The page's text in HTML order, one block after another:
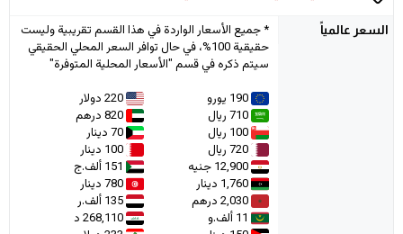
السعر عالمياً
* جميع الأسعار الواردة في هذا القسم تقريبية وليست
حقيقية 100%، في حال توافر السعر المحلي الحقيقي
سيتم ذكره في قسم "الأسعار المحلية المتوفرة"
190 يورو
220 دولار
710 ريال
820 درهم
100 ريال
70 دينار
720 ريال
100 دينار
12,900 جنيه
151 ألف.ج
1,760 دينار
780 دينار
2,030 درهم
135 ألف.ر
11 ألف.و
268,110 د